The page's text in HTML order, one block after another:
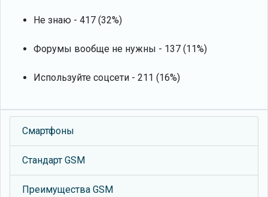
Не знаю - 417 (32%)
Форумы вообще не нужны - 137 (11%)
Используйте соцсети - 211 (16%)
Смартфоны
Стандарт GSM
Преимущества GSM